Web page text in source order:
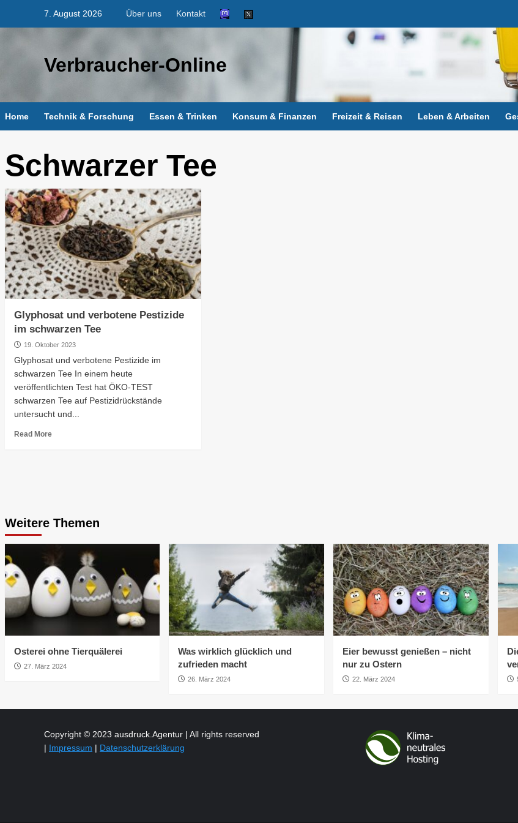
7. August 2026 Über uns Kontakt
Verbraucher-Online
Home Technik & Forschung Essen & Trinken Konsum & Finanzen Freizeit & Reisen Leben & Arbeiten
Schwarzer Tee
Glyphosat und verbotene Pestizide
im schwarzen Tee
19. Oktober 2023
Glyphosat und verbotene Pestizide im
schwarzen Tee In einem heute
veröffentlichten Test hat ÖKO-TEST
schwarzen Tee auf Pestizidrückstände
untersucht und...
Read More
Weitere Themen
Osterei ohne Tierquälerei
27. März 2024
Was wirklich glücklich und
zufrieden macht
26. März 2024
Eier bewusst genießen – nicht
nur zu Ostern
22. März 2024
Copyright © 2023 ausdruck.Agentur | All rights reserved
| Impressum | Datenschutzerklärung